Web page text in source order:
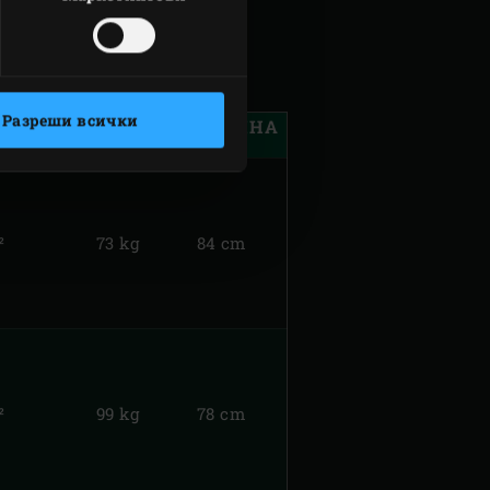
Разреши всички
ТЕГЛО ВИСОЧИНА
73 kg 84 cm
99 kg 78 cm